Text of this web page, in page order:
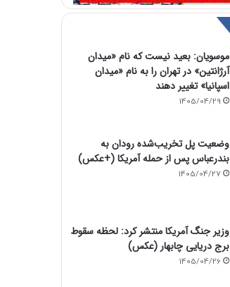
موسویان: بعید نیست که نام «میدان
آرژانتین» در تهران را به نام «میدان
اسپانیا» تغییر دهند
1405/04/29
وضعیت پل تخریب‌شده رودان به
بندرعباس پس از حمله آمریکا (+عکس)
1405/04/27
وزیر جنگ آمریکا منتشر کرد: لحظه سقوط
برج دریایی چابهار (عکس)
1405/04/26